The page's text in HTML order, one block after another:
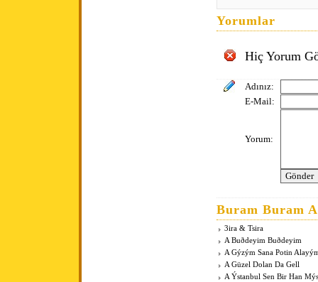
Yorumlar
Hiç Yorum
Adınız:
E-Mail:
Yorum:
Buram Buram
3ira & Tsira
A Buðdeyim Buðdeyim
A Gýzým Sana Potin
A Güzel Dolan Da Gell
A Ýstanbul Sen Bir Han